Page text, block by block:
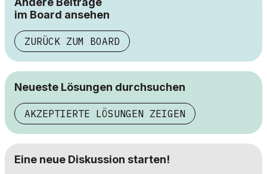
im Board ansehen
ZURÜCK ZUM BOARD
Neueste Lösungen durchsuchen
AKZEPTIERTE LÖSUNGEN ZEIGEN
Eine neue Diskussion starten!